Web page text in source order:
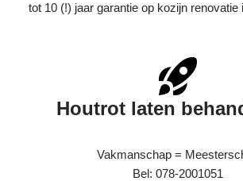
tot 10 (!) jaar garantie op kozijn renovatie
Houtrot laten
Vakmanschap =
Bel: 078-2001051